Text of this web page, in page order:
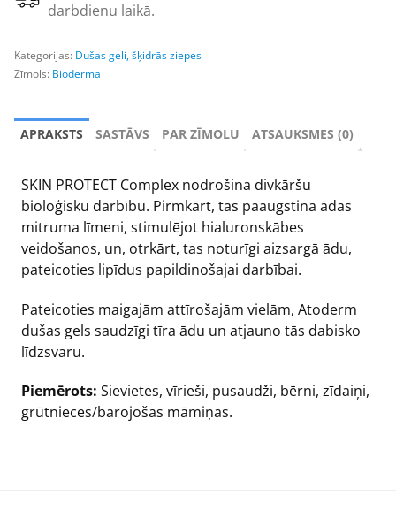
darbdienu laikā.
Kategorijas: Dušas geli, šķidrās ziepes
Zīmols: Bioderma
APRAKSTS SASTĀVS PAR ZĪMOLU ATSAUKSMES (0)
SKIN PROTECT Complex nodrošina divkāršu
bioloģisku darbību. Pirmkārt, tas paaugstina ādas
mitruma līmeni, stimulējot hialuronskābes
veidošanos, un, otrkārt, tas noturīgi aizsargā ādu,
pateicoties lipīdus papildinošajai darbībai.
Pateicoties maigajām attīrošajām vielām, Atoderm
dušas gels saudzīgi tīra ādu un atjauno tās dabisko
līdzsvaru.
Piemērots: Sievietes, vīrieši, pusaudži, bērni, zīdaiņi,
grūtnieces/barojošas māmiņas.